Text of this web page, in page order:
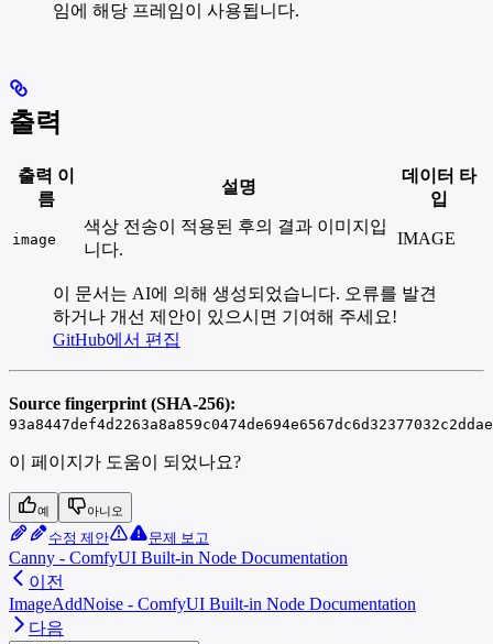
임에 해당 프레임이 사용됩니다.
출력
출력 이
름
설명
데이터 타
입
image
색상 전송이 적용된 후의 결과 이미지입
니다.
IMAGE
이 문서는 AI에 의해 생성되었습니다. 오류를 발견
하거나 개선 제안이 있으시면 기여해 주세요!
GitHub에서 편집
Source fingerprint (SHA-256):
이 페이지가 도움이 되었나요?
예 아니오
수정 제안 문제 보고
Canny - ComfyUI Built-in Node Documentation
이전
ImageAddNoise - ComfyUI Built-in Node Documentation
다음